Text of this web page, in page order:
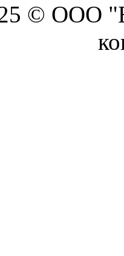
© ООО